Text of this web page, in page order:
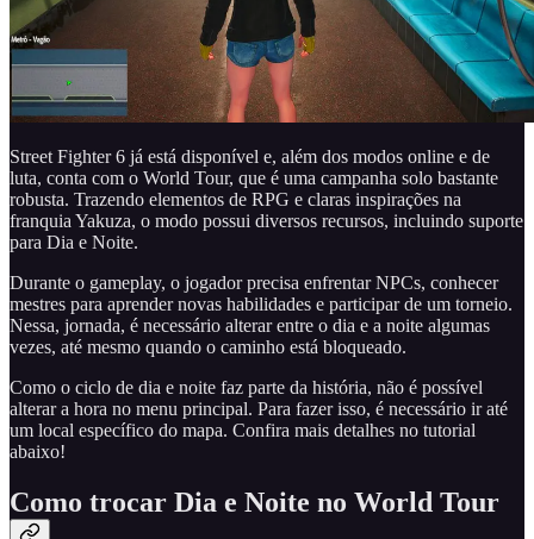
Street Fighter 6 já está disponível e, além dos modos online e de
luta, conta com o World Tour, que é uma campanha solo bastante
robusta. Trazendo elementos de RPG e claras inspirações na
franquia Yakuza, o modo possui diversos recursos, incluindo suporte
para Dia e Noite.
Durante o gameplay, o jogador precisa enfrentar NPCs, conhecer
mestres para aprender novas habilidades e participar de um torneio.
Nessa, jornada, é necessário alterar entre o dia e a noite algumas
vezes, até mesmo quando o caminho está bloqueado.
Como o ciclo de dia e noite faz parte da história, não é possível
alterar a hora no menu principal. Para fazer isso, é necessário ir até
um local específico do mapa. Confira mais detalhes no tutorial
abaixo!
Como trocar Dia e Noite no World Tour